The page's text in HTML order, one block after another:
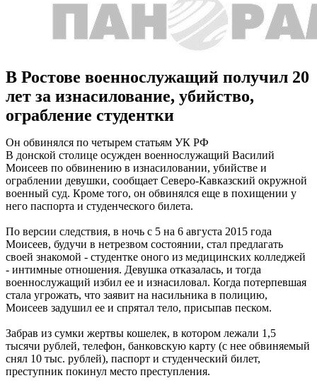
В Ростове военнослужащий получил 20
лет за изнасилование, убийство,
ограбление студентки
Он обвинялся по четырем статьям УК РФ
В донской столице осужден военнослужащий Василий
Моисеев по обвинению в изнасиловании, убийстве и
ограблении девушки, сообщает Северо-Кавказский окружной
военный суд. Кроме того, он обвинялся еще в похищении у
него паспорта и студенческого билета.
По версии следствия, в ночь с 5 на 6 августа 2015 года
Моисеев, будучи в нетрезвом состоянии, стал предлагать
своей знакомой - студентке оного из медицинских колледжей
- интимные отношения. Девушка отказалась, и тогда
военнослужащий избил ее и изнасиловал. Когда потерпевшая
стала угрожать, что заявит на насильника в полицию,
Моисеев задушил ее и спрятал тело, присыпав песком.
Забрав из сумки жертвы кошелек, в котором лежали 1,5
тысячи рублей, телефон, банковскую карту (с нее обвиняемый
снял 10 тыс. рублей), паспорт и студенческий билет,
преступник покинул место преступления.